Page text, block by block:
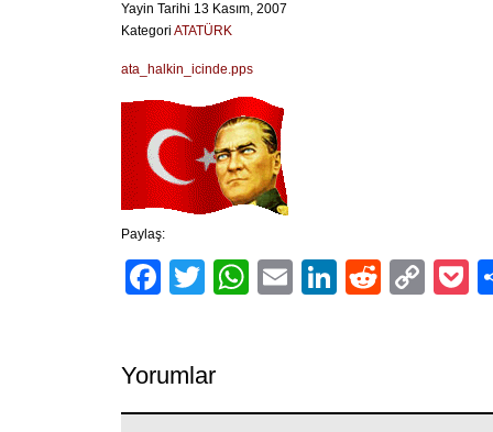
Yayin Tarihi 13 Kasım, 2007
Kategori ATATÜRK
ata_halkin_icinde.pps
Paylaş:
Facebook
TwitterWhatsApp
EmailLinkedIn
Reddit
Yorumlar